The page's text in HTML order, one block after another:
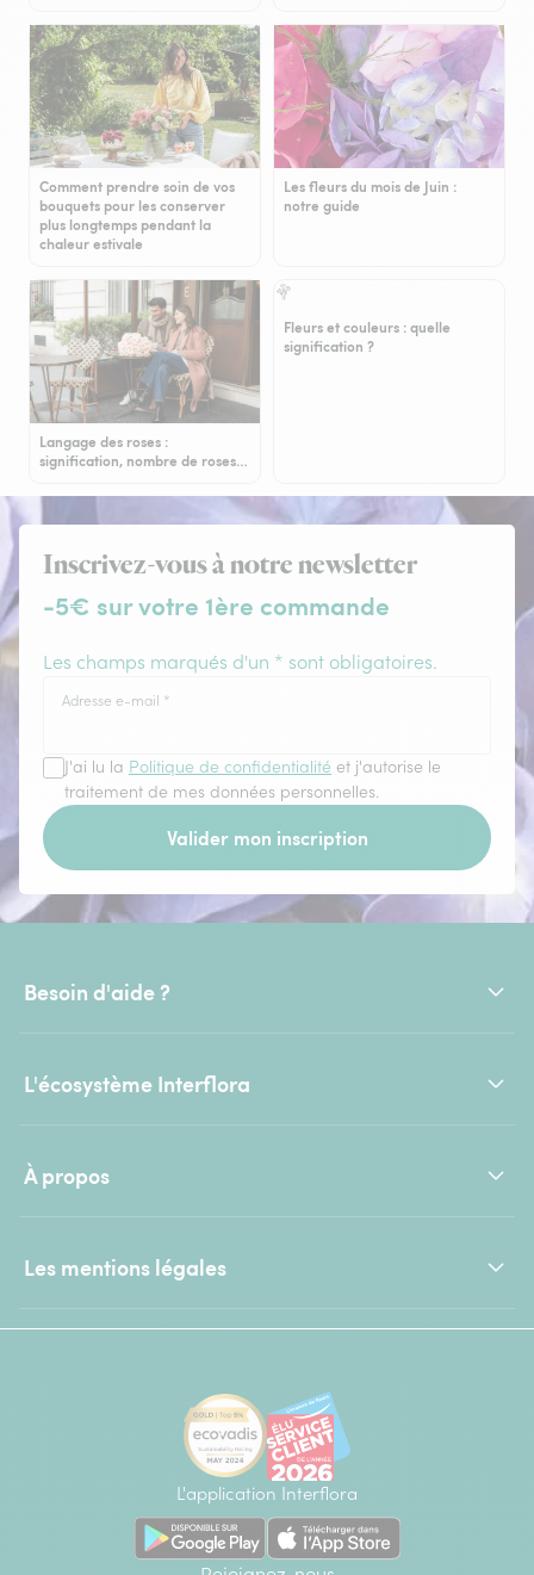
Comment prendre soin de vos
bouquets pour les conserver
plus longtemps pendant la
chaleur estivale
Les fleurs du mois de Juin :
notre guide
Langage des roses :
signification, nombre de roses…
Fleurs et couleurs : quelle
signification ?
Inscrivez-vous à notre newsletter
-5€ sur votre 1ère commande
Les champs marqués d'un * sont obligatoires.
Adresse e-mail *
J'ai lu la Politique de confidentialité et j'autorise le
traitement de mes données personnelles.
Valider mon inscription
Besoin d'aide ?
L'écosystème Interflora
À propos
Les mentions légales
L'application Interflora